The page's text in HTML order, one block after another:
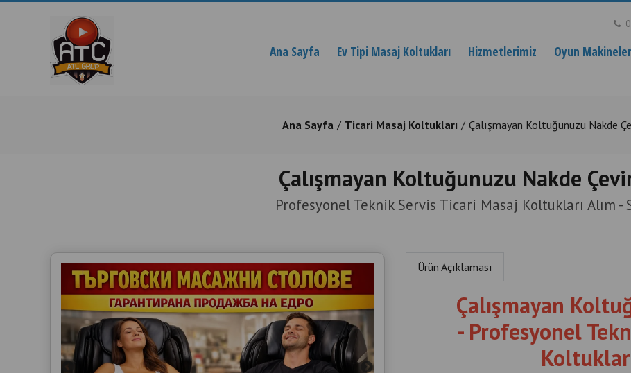
Ana Sayfa Ev Tipi Masaj Koltukları Hizmetlerimiz Oyun
Ana Sayfa Ticari Masaj Koltukları Çalışmayan Koltuğunuzu Nakde
Çalışmayan Koltuğunuzu Nakde
Profesyonel Teknik Servis Ticari Masaj Koltukları Alım -
Ürün Açıklaması
Çalışmayan
- Profesyonel